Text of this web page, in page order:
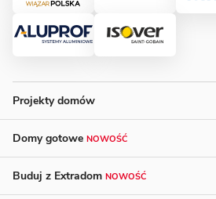
Projekty domów
Domy gotowe NOWOŚĆ
Buduj z Extradom NOWOŚĆ